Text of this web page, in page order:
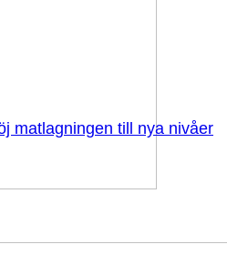
matlagningen till nya nivåer